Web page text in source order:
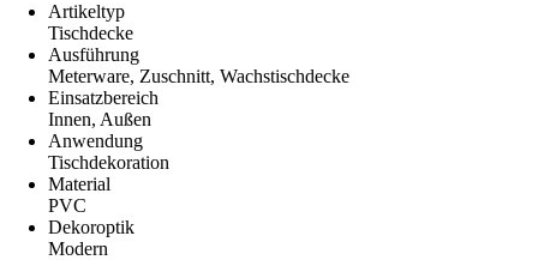
Artikeltyp
Tischdecke
Ausführung
Meterware, Zuschnitt, Wachstischdecke
Einsatzbereich
Innen, Außen
Anwendung
Tischdekoration
Material
PVC
Dekoroptik
Modern